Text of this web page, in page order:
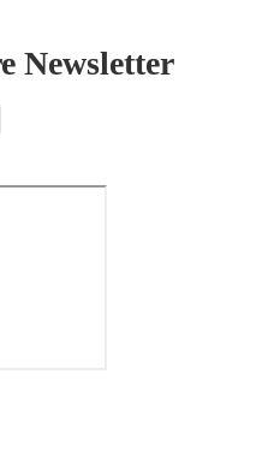
Newsletter